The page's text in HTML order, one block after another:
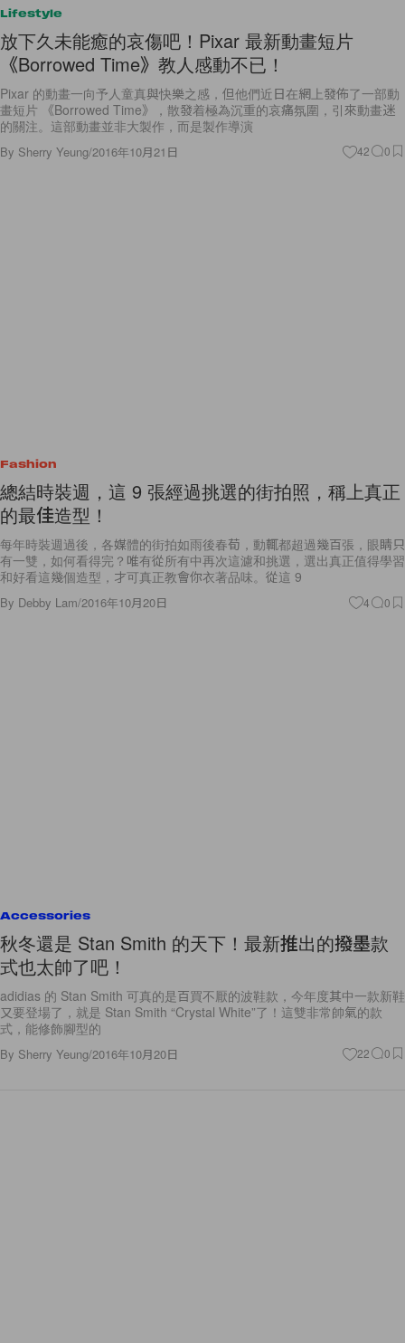
Lifestyle
放下久未能癒的哀傷吧！Pixar 最新動畫短片
《Borrowed Time》教人感動不已！
Pixar 的動畫一向予人童真與快樂之感，但他們近日在網上發佈了一部動
畫短片 《Borrowed Time》，散發着極為沉重的哀痛氛圍，引來動畫迷
的關注。這部動畫並非大製作，而是製作導演
By Sherry Yeung/2016年10月21日 42 0
Fashion
總結時裝週，這 9 張經過挑選的街拍照，稱上真正
的最佳造型！
每年時裝週過後，各媒體的街拍如雨後春荀，動輒都超過幾百張，眼睛只
有一雙，如何看得完？唯有從所有中再次這濾和挑選，選出真正值得學習
和好看這幾個造型，才可真正教會你衣著品味。從這 9
By Debby Lam/2016年10月20日 4 0
Accessories
秋冬還是 Stan Smith 的天下！最新推出的撥墨款
式也太帥了吧！
adidias 的 Stan Smith 可真的是百買不厭的波鞋款，今年度其中一款新鞋
又要登場了，就是 Stan Smith “Crystal White”了！這雙非常帥氣的款
式，能修飾腳型的
By Sherry Yeung/2016年10月20日 22 0